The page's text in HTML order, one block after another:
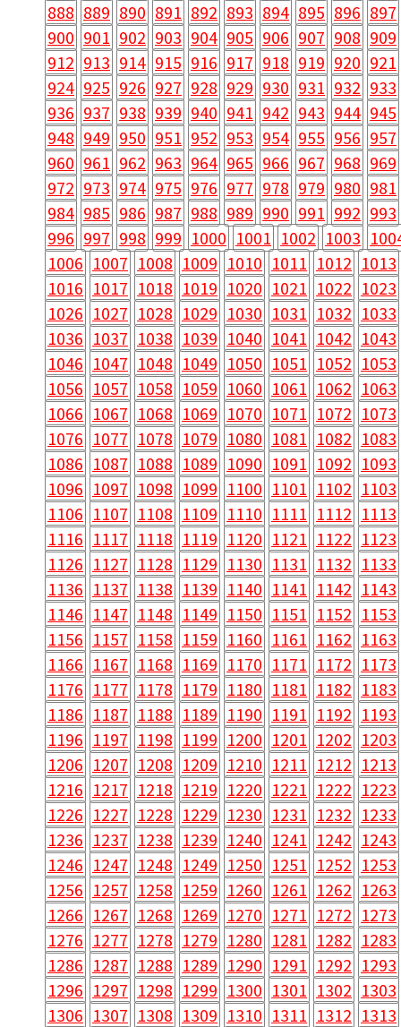
888 889 890 891 892 893 894 895 896 897
900 901 902 903 904 905 906 907 908 909
912 913 914 915 916 917 918 919 920 921
924 925 926 927 928 929 930 931 932 933
936 937 938 939 940 941 942 943 944 945
948 949 950 951 952 953 954 955 956 957
960 961 962 963 964 965 966 967 968 969
972 973 974 975 976 977 978 979 980 981
984 985 986 987 988 989 990 991 992 993
996 997 998 999 1000 1001 1002 1003
1006 1007 1008 1009 1010 1011 1012 1013
1016 1017 1018 1019 1020 1021 1022 1023
1026 1027 1028 1029 1030 1031 1032 1033
1036 1037 1038 1039 1040 1041 1042 1043
1046 1047 1048 1049 1050 1051 1052 1053
1056 1057 1058 1059 1060 1061 1062 1063
1066 1067 1068 1069 1070 1071 1072 1073
1076 1077 1078 1079 1080 1081 1082 1083
1086 1087 1088 1089 1090 1091 1092 1093
1096 1097 1098 1099 1100 1101 1102 1103
1106 1107 1108 1109 1110 1111 1112 1113
1116 1117 1118 1119 1120 1121 1122 1123
1126 1127 1128 1129 1130 1131 1132 1133
1136 1137 1138 1139 1140 1141 1142 1143
1146 1147 1148 1149 1150 1151 1152 1153
1156 1157 1158 1159 1160 1161 1162 1163
1166 1167 1168 1169 1170 1171 1172 1173
1176 1177 1178 1179 1180 1181 1182 1183
1186 1187 1188 1189 1190 1191 1192 1193
1196 1197 1198 1199 1200 1201 1202 1203
1206 1207 1208 1209 1210 1211 1212 1213
1216 1217 1218 1219 1220 1221 1222 1223
1226 1227 1228 1229 1230 1231 1232 1233
1236 1237 1238 1239 1240 1241 1242 1243
1246 1247 1248 1249 1250 1251 1252 1253
1256 1257 1258 1259 1260 1261 1262 1263
1266 1267 1268 1269 1270 1271 1272 1273
1276 1277 1278 1279 1280 1281 1282 1283
1286 1287 1288 1289 1290 1291 1292 1293
1296 1297 1298 1299 1300 1301 1302 1303
1306 1307 1308 1309 1310 1311 1312 1313